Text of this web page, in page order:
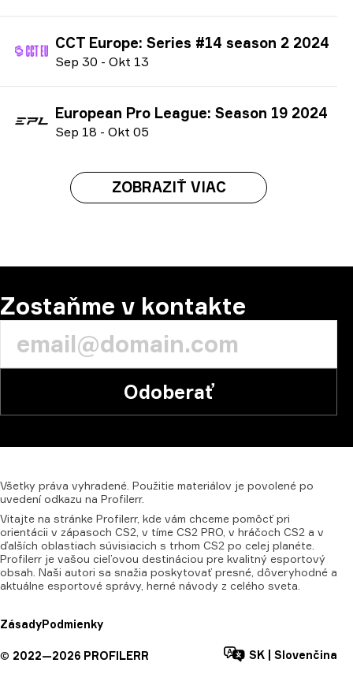
CCT Europe: Series #14 season 2 2024
Sep 30 - Okt 13
European Pro League: Season 19 2024
Sep 18 - Okt 05
ZOBRAZIŤ VIAC
Zostaňme v kontakte
Odoberať
Všetky práva vyhradené. Použitie materiálov je povolené po
uvedení odkazu na Profilerr.
Vitajte na stránke Profilerr, kde vám chceme pomôcť pri
orientácii v zápasoch CS2, v tíme CS2 PRO, v hráčoch CS2 a v
ďalších oblastiach súvisiacich s trhom CS2 po celej planéte.
Profilerr je vašou cieľovou destináciou pre kvalitný esportový
obsah. Naši autori sa snažia poskytovať presné, dôveryhodné a
aktuálne esportové správy, herné návody z celého sveta.
ZásadyPodmienky
© 2022—2026 PROFILERR SK Slovenčina